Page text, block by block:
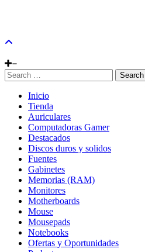
Search
Inicio
Tienda
Auriculares
Computadoras Gamer
Destacados
Discos duros y solidos
Fuentes
Gabinetes
Memorias (RAM)
Monitores
Motherboards
Mouse
Mousepads
Notebooks
Ofertas y Oportunidades